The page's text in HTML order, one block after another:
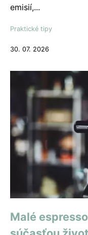
emisií,...
Praktické tipy
30. 07. 2026
Malé